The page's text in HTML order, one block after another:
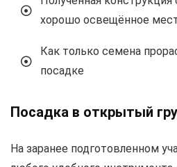
хорошо освещённое
Как только семена
посадке
Посадка в открытый
На заранее подготовленном